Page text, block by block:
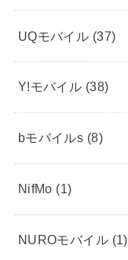
UQモバイル (37)
Y!モバイル (38)
bモバイルs (8)
NifMo (1)
NUROモバイル (1)